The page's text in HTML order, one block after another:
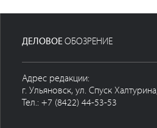
ДЕЛОВОЕ ОБОЗРЕНИЕ
Адрес редакции:
г. Ульяновск, ул. Спуск
Тел.: +7 (8422) 44-53-53